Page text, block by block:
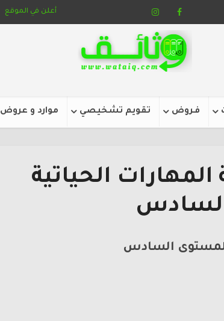
أعلن في الموقع
فـروض تقويم تشخيصي موارد و عروض
الحياتية
المستوى السادس